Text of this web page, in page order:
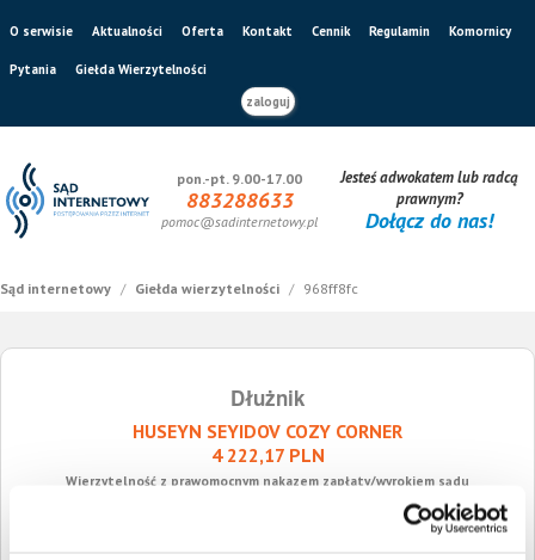
O serwisie Aktualności Oferta Kontakt Cennik Regulamin Komornicy
Pytania
Giełda Wierzytelności
zaloguj
pon.-pt. 9.00-17.00
883288633
pomoc@sadinternetowy.pl
Jesteś adwokatem lub radcą
prawnym?
Dołącz do nas!
Sąd internetowy / Giełda wierzytelności / 968ff8fc
Dłużnik
HUSEYN SEYIDOV COZY CORNER
4 222,17 PLN
Wierzytelność z prawomocnym nakazem zapłaty/wyrokiem sądu
Sygnatura ogłoszenia o sprzedaży wierzytelności: 968ff8fc
Niniejsze ogłoszenie o sprzedaży wierzytelności jest